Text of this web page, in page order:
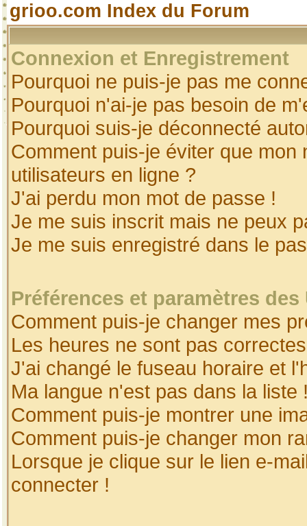
grioo.com Index du Forum
Connexion et Enregistrement
Pourquoi ne puis-je pas me
Pourquoi n'ai-je pas besoin de
Pourquoi suis-je déconnecté
Comment puis-je éviter que
utilisateurs en ligne ?
J'ai perdu mon mot de passe !
Je me suis inscrit mais ne peux
Je me suis enregistré dans le
Préférences et paramètres
Comment puis-je changer mes
Les heures ne sont pas
J'ai changé le fuseau horaire et
Ma langue n'est pas dans la liste
Comment puis-je montrer une
Comment puis-je changer mon
Lorsque je clique sur le lien e-
connecter !